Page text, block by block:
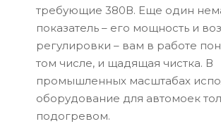
требующие 380В. Еще один
показатель – его мощность и
регулировки – вам в работе
том числе, и щадящая чистка. В
промышленных масштабах
оборудование для автомоек
подогревом.